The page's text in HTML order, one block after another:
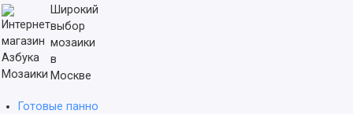
Широкий
выбор
мозаики
в
Москве
Готовые панно